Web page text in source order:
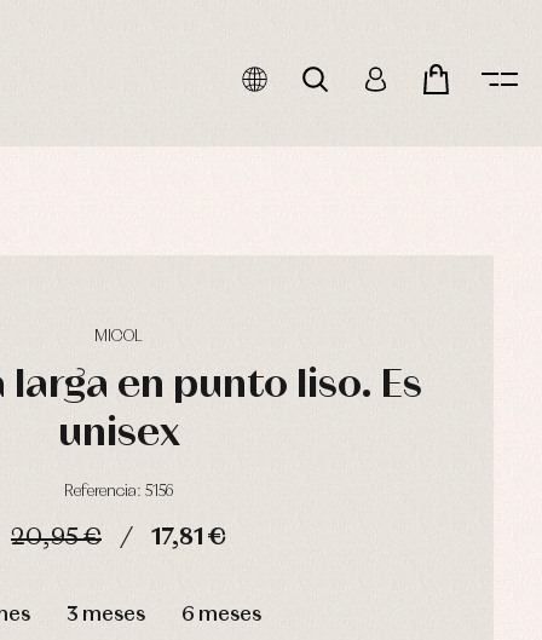
MICOL
en punto liso. Es
unisex
Referencia: 5156
20,95 € 17,81 €
3 meses 6 meses